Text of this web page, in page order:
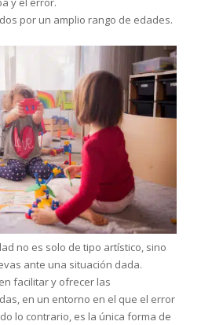
por un amplio rango de edades.
no es solo de tipo artístico, sino
ante una situación dada.
facilitar y ofrecer las
en un entorno en el que el error
lo contrario, es la única forma de